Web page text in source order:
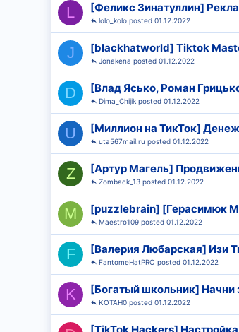
L [Феликс Зинатуллин]
01.12.2022
lolo_kolo
J [blackhatworld] Tiktok
01.12.2022
Jonakena
D [Влад Ясько, Роман
01.12.2022
Dima_Chijik
U [Миллион на ТикТок]
01.12.2022
uta567mail.ru
Z [Артур Магель]
01.12.2022
Zomback_13
M [puzzlebrain] [Герасимюк
01.12.2022
Maestro109
F [Валерия Любарская] Изи
01.12.2022
FantomeHatPRO
K [Богатый школьник] Начни
01.12.2022
KOTAH0